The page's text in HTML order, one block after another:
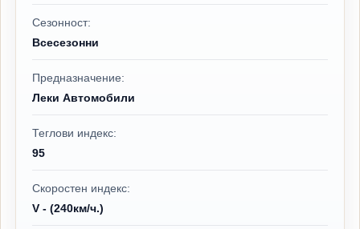
Сезонност:
Всесезонни
Предназначение:
Леки Автомобили
Теглови индекс:
95
Скоростен индекс:
V - (240км/ч.)